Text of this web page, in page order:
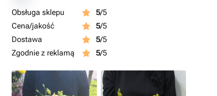
Obsługa sklepu 5/5
Cena/jakość
5/5
Dostawa
5/5
Zgodnie z reklamą
5/5